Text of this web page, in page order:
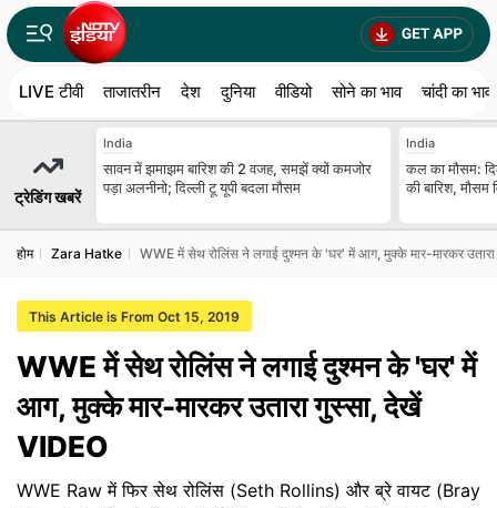
LIVE टीवी ताजातरीन देश दुनिया वीडियो सोने का भाव चांदी का भाव
ट्रेडिंग खबरें
India
सावन में झमाझम बारिश की 2 वजह, समझें क्यों कमजोर
पड़ा अलनीनो; दिल्ली टू यूपी बदला मौसम
India
कल का मौसम:
की बारिश, मौसम
होम Zara Hatke WWE में सेथ रोलिंस ने लगाई दुश्मन के 'घर' में आग, मुक्के मार-मारकर
This Article is From Oct 15, 2019
WWE में सेथ रोलिंस ने लगाई दुश्मन के 'घर' में
आग, मुक्के मार-मारकर उतारा गुस्सा, देखें
VIDEO
WWE Raw में फिर सेथ रोलिंस (Seth Rollins) और ब्रे वायट (Bray